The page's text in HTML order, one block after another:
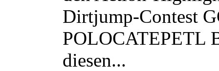
Dirtjump-Contest
POLOCATEPETL
diesen...